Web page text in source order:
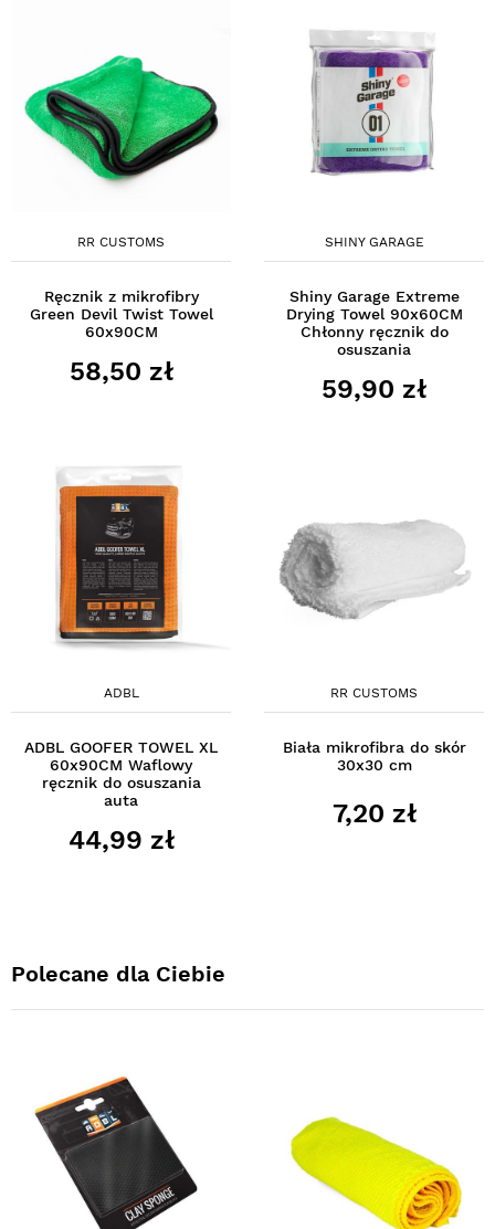
RR CUSTOMS
Ręcznik z mikrofibry
Green Devil Twist Towel
60x90CM
58,50 zł
SHINY GARAGE
Shiny Garage Extreme
Drying Towel 90x60CM
Chłonny ręcznik do
osuszania
59,90 zł
ADBL
ADBL GOOFER TOWEL XL
60x90CM Waflowy
ręcznik do osuszania
auta
44,99 zł
RR CUSTOMS
Biała mikrofibra do skór
30x30 cm
7,20 zł
Polecane dla Ciebie